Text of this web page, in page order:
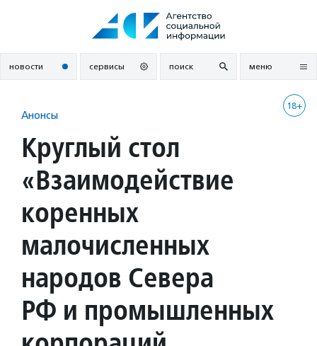
новости сервисы поиск меню
18+
Анонсы
Круглый стол
«Взаимодействие
коренных
малочисленных
народов Севера
РФ и промышленных